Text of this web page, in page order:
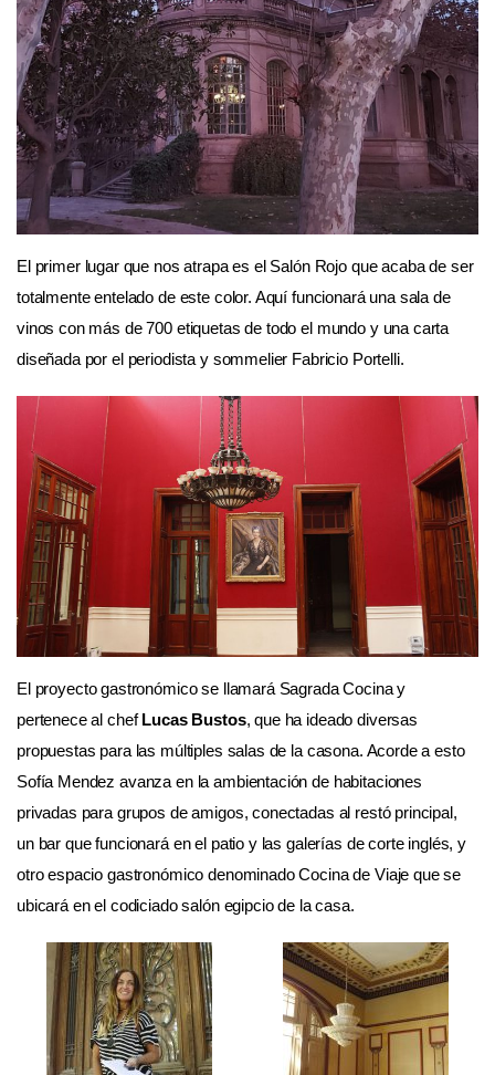
El primer lugar que nos atrapa es el Salón Rojo que acaba de ser
totalmente entelado de este color. Aquí funcionará una sala de
vinos con más de 700 etiquetas de todo el mundo y una carta
diseñada por el periodista y sommelier Fabricio Portelli.
El proyecto gastronómico se llamará Sagrada Cocina y
pertenece al chefLucas Bustos, que ha ideado diversas
propuestas para las múltiples salas de la casona. Acorde a esto
Sofía Mendez avanza en la ambientación de habitaciones
privadas para grupos de amigos, conectadas al restó principal,
un bar que funcionará en el patio y las galerías de corte inglés, y
otro espacio gastronómico denominado Cocina de Viaje que se
ubicará en el codiciado salón egipcio de la casa.